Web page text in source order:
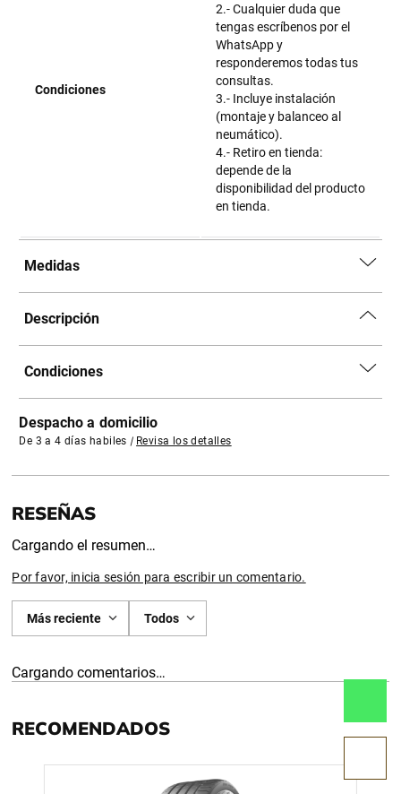
Condiciones
2.- Cualquier duda que
tengas escríbenos por el
WhatsApp y
responderemos todas tus
consultas.
3.- Incluye instalación
(montaje y balanceo al
neumático).
4.- Retiro en tienda:
depende de la
disponibilidad del producto
en tienda.
Medidas
Descripción
Condiciones
Despacho a domicilio
De 3 a 4 días habiles | Revisa los detalles
Cargando el resumen…
Por favor, inicia sesión para escribir un comentario.
Más reciente Todos
Cargando comentarios…
RECOMENDADOS